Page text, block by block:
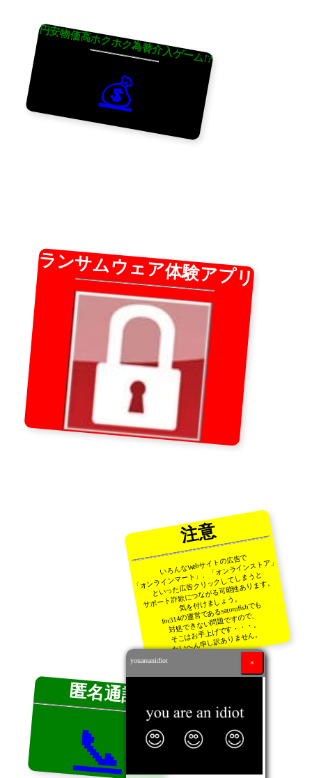
円安物価高ホクホク為替介入ゲーム!?
💰
ランサムウェア体験アプリ
注意
いろんなWebサイトの広告で
「オンラインマート」、「オンラインストア」
といった広告クリックしてしまうと
サポート詐欺につながる可能性あります。
気を付けましょう。
for314の運営であるsatorufishでも
対処できない問題ですので、
そこはお手上げです・・・。
たいへん申し訳ありません。
匿名通話
📞 youareanidiot